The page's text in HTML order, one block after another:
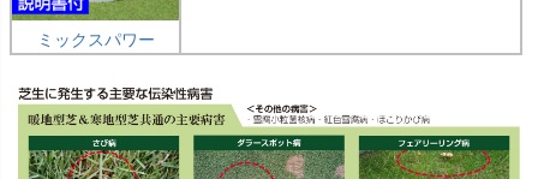
ミックスパワー